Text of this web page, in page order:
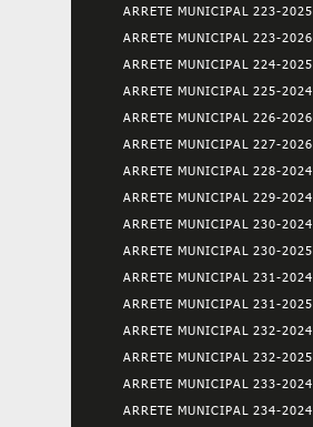
ARRETE MUNICIPAL 223-2025
ARRETE MUNICIPAL 223-2026
ARRETE MUNICIPAL 224-2025
ARRETE MUNICIPAL 225-2024
ARRETE MUNICIPAL 226-2026
ARRETE MUNICIPAL 227-2026
ARRETE MUNICIPAL 228-2024
ARRETE MUNICIPAL 229-2024
ARRETE MUNICIPAL 230-2024
ARRETE MUNICIPAL 230-2025
ARRETE MUNICIPAL 231-2024
ARRETE MUNICIPAL 231-2025
ARRETE MUNICIPAL 232-2024
ARRETE MUNICIPAL 232-2025
ARRETE MUNICIPAL 233-2024
ARRETE MUNICIPAL 234-2024